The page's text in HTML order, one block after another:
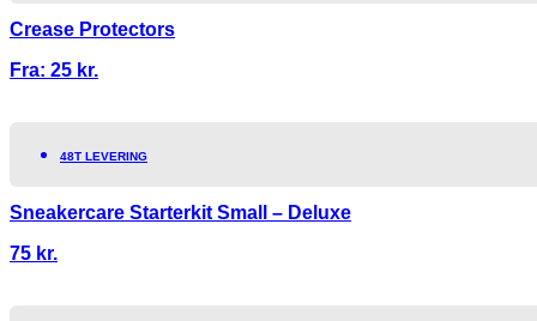
Crease Protectors
Fra: 25 kr.
48T LEVERING
Sneakercare Starterkit Small – Deluxe
75 kr.